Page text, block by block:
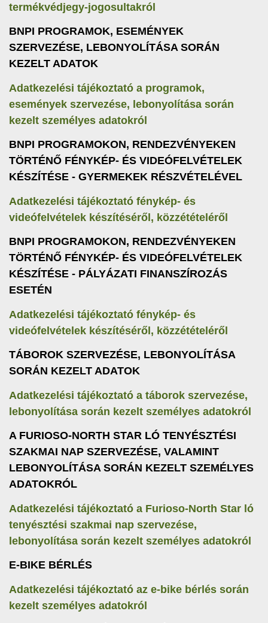
termékvédjegy-jogosultakról
BNPI PROGRAMOK, ESEMÉNYEK
SZERVEZÉSE, LEBONYOLÍTÁSA SORÁN
KEZELT ADATOK
Adatkezelési tájékoztató a programok,
események szervezése, lebonyolítása során
kezelt személyes adatokról
BNPI PROGRAMOKON, RENDEZVÉNYEKEN
TÖRTÉNŐ FÉNYKÉP- ÉS VIDEÓFELVÉTELEK
KÉSZÍTÉSE - GYERMEKEK RÉSZVÉTELÉVEL
Adatkezelési tájékoztató fénykép- és
videófelvételek készítéséről, közzétételéről
BNPI PROGRAMOKON, RENDEZVÉNYEKEN
TÖRTÉNŐ FÉNYKÉP- ÉS VIDEÓFELVÉTELEK
KÉSZÍTÉSE - PÁLYÁZATI FINANSZÍROZÁS
ESETÉN
Adatkezelési tájékoztató fénykép- és
videófelvételek készítéséről, közzétételéről
TÁBOROK SZERVEZÉSE, LEBONYOLÍTÁSA
SORÁN KEZELT ADATOK
Adatkezelési tájékoztató a táborok szervezése,
lebonyolítása során kezelt személyes adatokról
A FURIOSO-NORTH STAR LÓ TENYÉSZTÉSI
SZAKMAI NAP SZERVEZÉSE, VALAMINT
LEBONYOLÍTÁSA SORÁN KEZELT SZEMÉLYES
ADATOKRÓL
Adatkezelési tájékoztató a Furioso-North Star ló
tenyésztési szakmai nap szervezése,
lebonyolítása során kezelt személyes adatokról
E-BIKE BÉRLÉS
Adatkezelési tájékoztató az e-bike bérlés során
kezelt személyes adatokról